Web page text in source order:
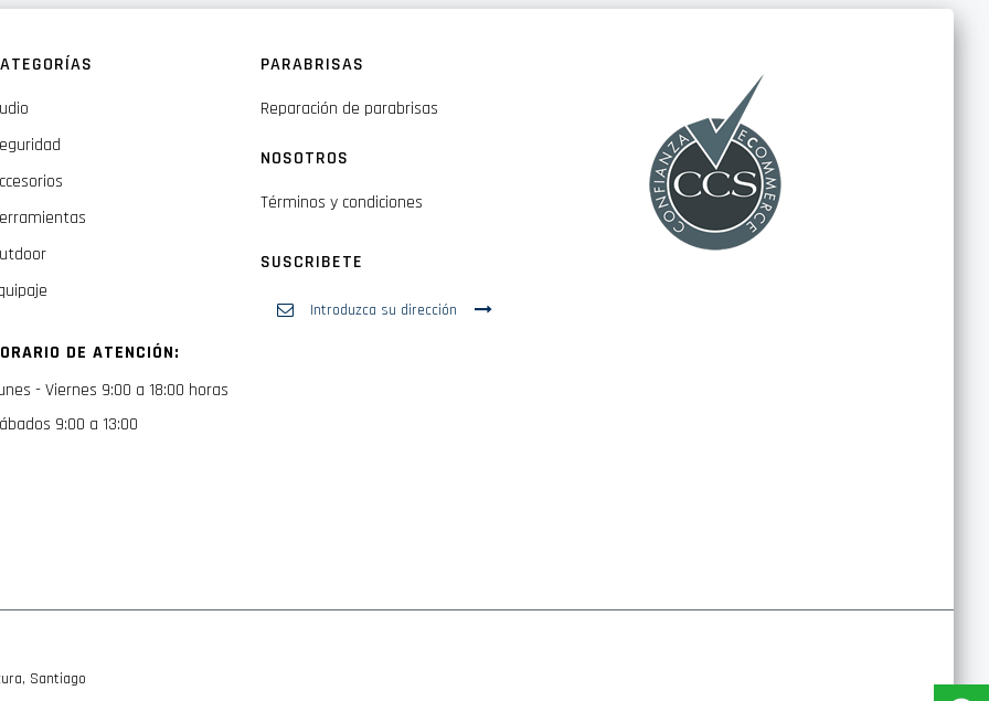
DE ATENCIÓN:
- Viernes 9:00 a 18:00 horas
9:00 a 13:00
PARABRISAS
Reparación de parabrisas
NOSOTROS
Términos y condiciones
SUSCRIBETE
Santiago